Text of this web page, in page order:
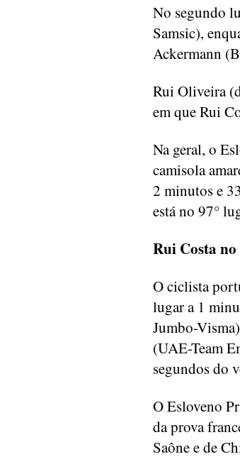
No segundo
Samsic),
Ackermann
Rui Oliveira
em que Rui
Na geral, o
camisola
2 minutos e
está no 97°
Rui Costa
O ciclista
lugar a 1
Jumbo-
(UAE-Team
segundos do
O Esloveno
da prova
Saône e de